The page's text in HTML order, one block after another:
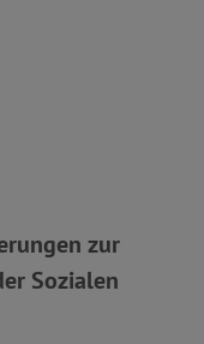
zur
Sozialen